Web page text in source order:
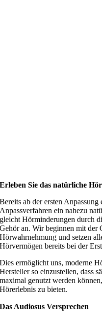
Erleben Sie das natürliche
Bereits ab der ersten
Anpassverfahren ein nahezu
gleicht Hörminderungen durch
Gehör an. Wir beginnen mit der
Hörwahrnehmung und setzen
Hörvermögen bereits bei der
Dies ermöglicht uns, moderne
Hersteller so einzustellen, dass
maximal genutzt werden
Hörerlebnis zu bieten.
Das Audiosus Versprechen